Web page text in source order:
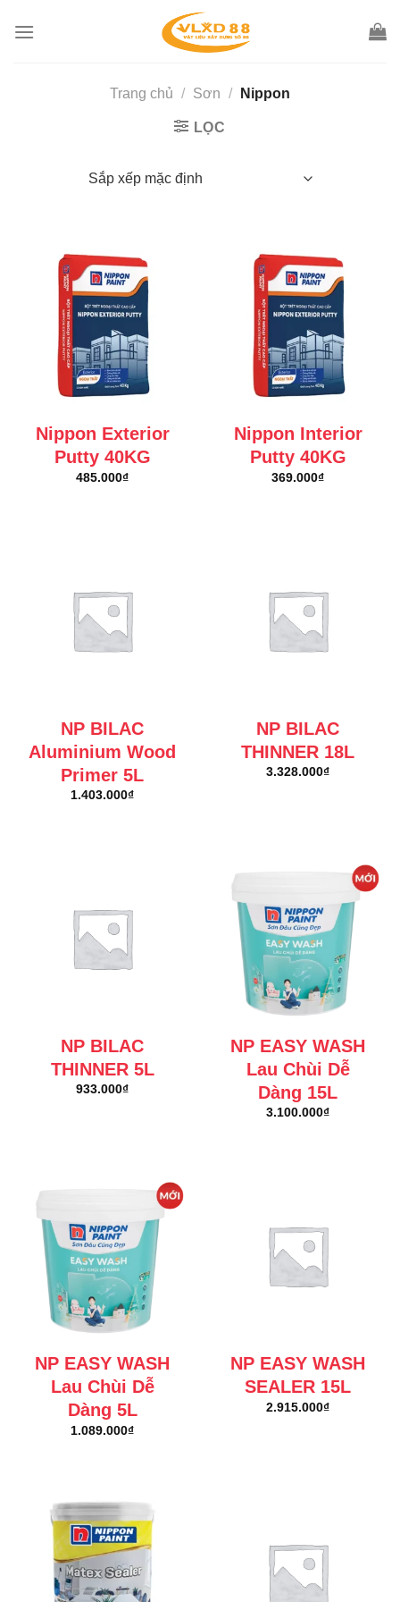
Trang chủ / Sơn / Nippon
LỌC
Nippon Exterior
Putty 40KG
485.000₫
Nippon Interior
Putty 40KG
369.000₫
NP BILAC
Aluminium Wood
Primer 5L
1.403.000₫
NP BILAC
THINNER 18L
3.328.000₫
NP BILAC
THINNER 5L
933.000₫
NP EASY WASH
Lau Chùi Dễ
Dàng 15L
3.100.000₫
NP EASY WASH
Lau Chùi Dễ
Dàng 5L
1.089.000₫
NP EASY WASH
SEALER 15L
2.915.000₫